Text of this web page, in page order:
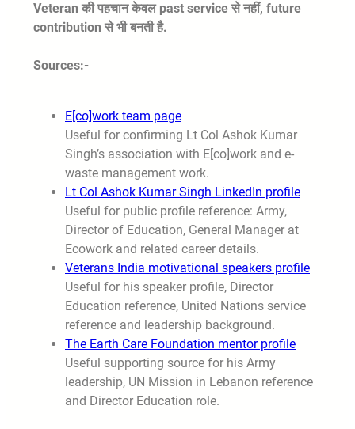
Veteran की पहचान केवल past service से नहीं, future
contribution से भी बनती है.
Sources:-
E[co]work team page
Useful for confirming Lt Col Ashok Kumar
Singh’s association with E[co]work and e-
waste management work.
Lt Col Ashok Kumar Singh LinkedIn profile
Useful for public profile reference: Army,
Director of Education, General Manager at
Ecowork and related career details.
Veterans India motivational speakers profile
Useful for his speaker profile, Director
Education reference, United Nations service
reference and leadership background.
The Earth Care Foundation mentor profile
Useful supporting source for his Army
leadership, UN Mission in Lebanon reference
and Director Education role.